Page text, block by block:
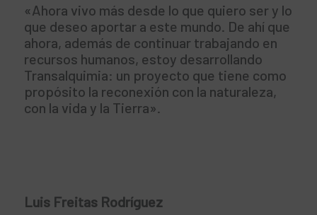
«Ahora vivo más desde lo que quiero ser y lo
que deseo aportar a este mundo. De ahí que
ahora, además de continuar trabajando en
recursos humanos, estoy desarrollando
Transalquimia: un proyecto que tiene como
propósito la reconexión con la naturaleza,
con la vida y la Tierra».
Luis Freitas Rodríguez